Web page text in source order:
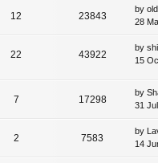
12 23843
by
28
22 43922
by
15
7 17298
by
31
2 7583
by
14